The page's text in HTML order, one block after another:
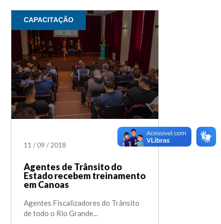
CAPACITAÇÃO
11 /09 /2018
Agentes de Trânsito do
Estado recebem treinamento
em Canoas
Agentes Fiscalizadores do Trânsito
de todo o Rio Grande...